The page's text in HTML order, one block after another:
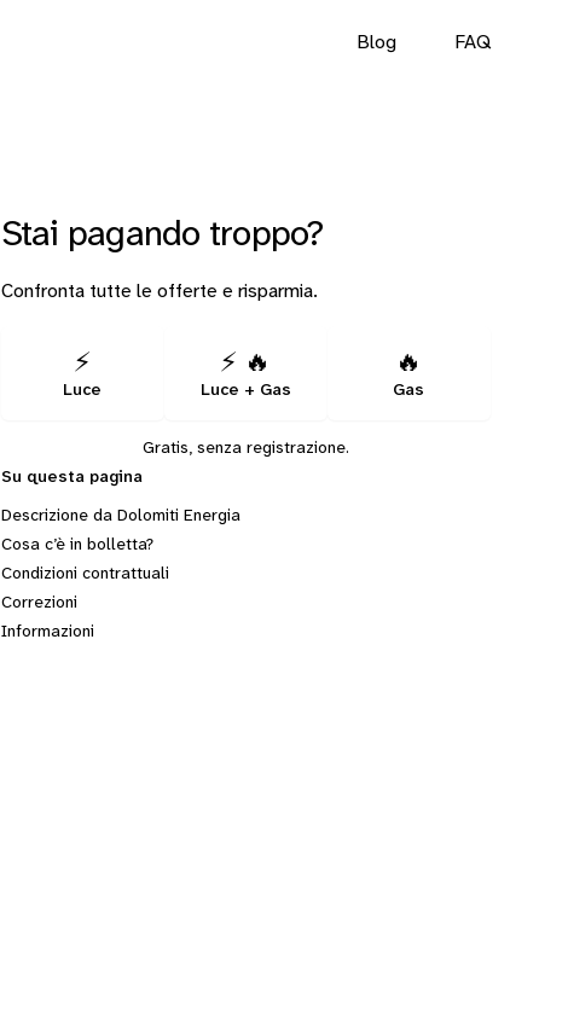
Blog FAQ
Stai pagando troppo?
Confronta tutte le offerte e risparmia.
⚡
Luce
⚡ 🔥
Luce + Gas
🔥
Gas
Gratis, senza registrazione.
Su questa pagina
Descrizione da Dolomiti Energia
Cosa c’è in bolletta?
Condizioni contrattuali
Correzioni
Informazioni